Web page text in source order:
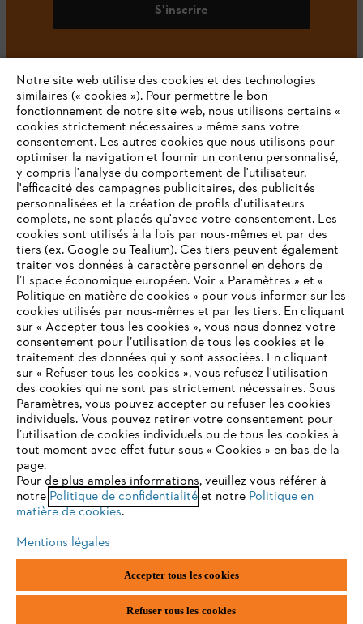
S'inscrire
#STIHL
L'Entreprise
STIHL FAQ
Contact
Politique de protection des données
Mentions légales Utilisation des cookies
ANDREAS STIHL NV, Veurtstraat 117, 2870 Puurs-Sint-Amands,
België/Belgique
VAT Number: BE 0427.714.768
VOTRE NAVIGATEUR INTERNET
N'EST PLUS PRIS EN CHARGE
Vous utilisez un navigateur Internet que nous ne prenons plus
en charge, et certaines fonctionnalités de notre site ne
peuvent fonctionner correctement. Pour une utilisation
optimale de notre site, nous vous recommandons de passer à
l'un des navigateurs suivants :
firefox chrome
edge
Notre site web utilise des cookies et des technologies
similaires (« cookies »). Pour permettre le bon
fonctionnement de notre site web, nous utilisons certains «
cookies strictement nécessaires » même sans votre
consentement. Les autres cookies que nous utilisons pour
optimiser la navigation et fournir un contenu personnalisé,
y compris l'analyse du comportement de l'utilisateur,
l'efficacité des campagnes publicitaires, des publicités
personnalisées et la création de profils d'utilisateurs
complets, ne sont placés qu'avec votre consentement. Les
cookies sont utilisés à la fois par nous-mêmes et par des
tiers (ex. Google ou Tealium). Ces tiers peuvent également
traiter vos données à caractère personnel en dehors de
l’Espace économique européen. Voir « Paramètres » et «
Politique en matière de cookies » pour vous informer sur les
cookies utilisés par nous-mêmes et par les tiers. En cliquant
sur « Accepter tous les cookies », vous nous donnez votre
consentement pour l’utilisation de tous les cookies et le
traitement des données qui y sont associées. En cliquant
sur « Refuser tous les cookies », vous refusez l'utilisation
des cookies qui ne sont pas strictement nécessaires. Sous
Paramètres, vous pouvez accepter ou refuser les cookies
individuels. Vous pouvez retirer votre consentement pour
l’utilisation de cookies individuels ou de tous les cookies à
tout moment avec effet futur sous « Cookies » en bas de la
page.
Pour de plus amples informations, veuillez vous référer à
notre Politique de confidentialitéet notre Politique en
matière de cookies.
Mentions légales
Accepter tous les cookies
Refuser tous les cookies